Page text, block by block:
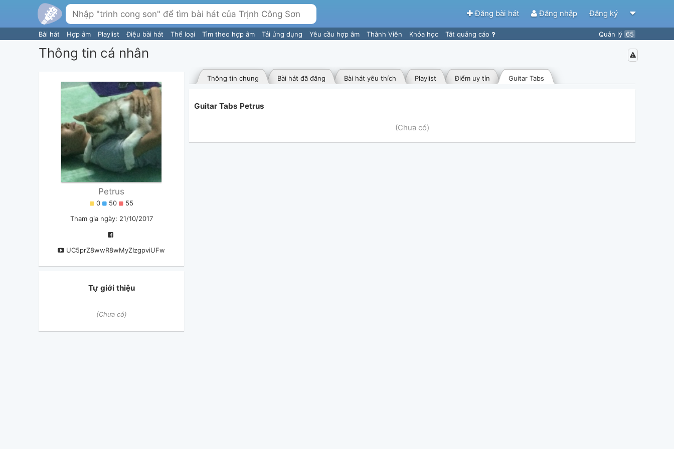
Đăng bài hát Đăng nhập Đăng ký
Bài hát Hợp âm Playlist Điệu bài hát Thể loại Tìm theo hợp âm Tải ứng dụng Yêu cầu hợp âm Thành Viên Khóa học Tắt quảng cáo Quản lý 65
Thông tin cá nhân
Petrus
0 50
55
Tham gia ngày: 21/10/2017
UC5prZ8wwR8wMyZIzgpviUFw
Tự giới thiệu
(Chưa có)
Guitar Tabs
Điểm uy tín
Playlist
Bài hát yêu thích
Bài hát đã đăng
Thông tin chung
Guitar Tabs Petrus
(Chưa có)